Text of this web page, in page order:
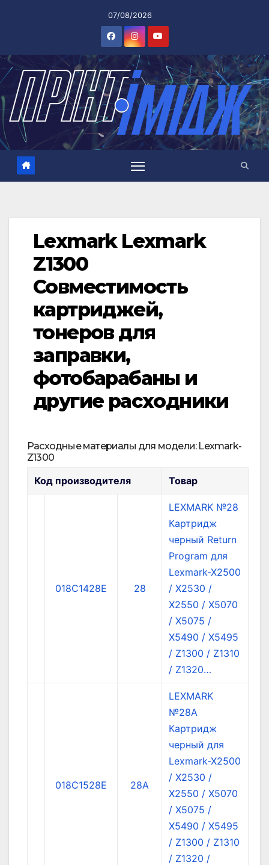
07/08/2026
Lexmark Lexmark
Z1300
Совместимость
картриджей,
тонеров для
заправки,
фотобарабаны и
другие расходники
Расходные материалы для модели: Lexmark-
Z1300
Код производителя Товар
018C1428E 28
LEXMARK №28
Картридж
черный Return
Program для
Lexmark-X2500
/ X2530 /
X2550 / X5070
/ X5075 /
X5490 / X5495
/ Z1300 / Z1310
/ Z1320…
018C1528E 28A
LEXMARK
№28A
Картридж
черный для
Lexmark-X2500
/ X2530 /
X2550 / X5070
/ X5075 /
X5490 / X5495
/ Z1300 / Z1310
/ Z1320 /